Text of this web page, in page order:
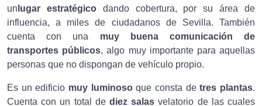
un lugar estratégico dando cobertura, por su área de
influencia, a miles de ciudadanos de Sevilla. También
cuenta con una muy buena comunicación de
transportes públicos, algo muy importante para aquellas
personas que no dispongan de vehículo propio.
Es un edificio muy luminosoque consta detres plantas.
Cuenta con un total dediez salasvelatorio de las cuales